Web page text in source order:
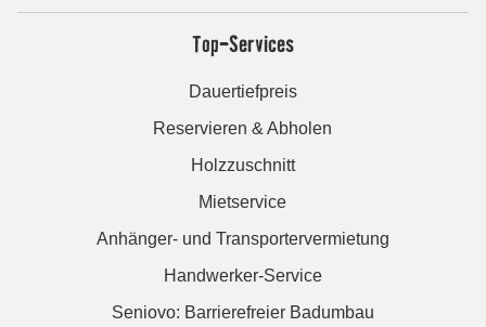
Top-Services
Dauertiefpreis
Reservieren & Abholen
Holzzuschnitt
Mietservice
Anhänger- und Transportervermietung
Handwerker-Service
Seniovo: Barrierefreier Badumbau